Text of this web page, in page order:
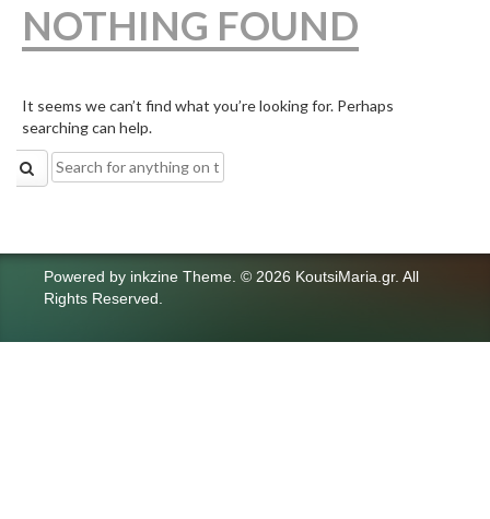
NOTHING FOUND
It seems we can’t find what you’re looking for. Perhaps
searching can help.
Search
for:
Powered by inkzine Theme © 2026 KoutsiMaria.gr. All
Rights Reserved.